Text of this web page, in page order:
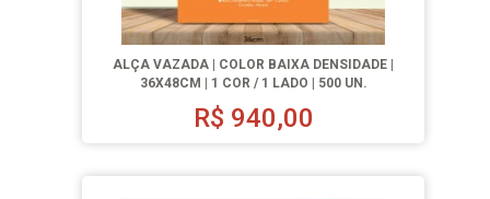
ALÇA VAZADA | COLOR BAIXA DENSIDADE |
36X48CM | 1 COR / 1 LADO | 500 UN.
R$ 940,00